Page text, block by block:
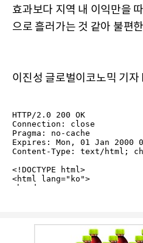
효과보다 지역 내 이익만을
으로 흘러가는 것 같아 불편
이진성 글로벌이코노믹 기